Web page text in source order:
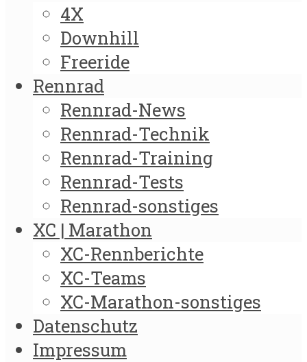
4X
Downhill
Freeride
Rennrad
Rennrad-News
Rennrad-Technik
Rennrad-Training
Rennrad-Tests
Rennrad-sonstiges
XC | Marathon
XC-Rennberichte
XC-Teams
XC-Marathon-sonstiges
Datenschutz
Impressum